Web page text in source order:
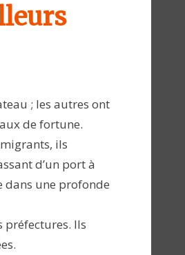
; les autres ont
de fortune.
ils
d’un port à
dans une profonde
préfectures. Ils